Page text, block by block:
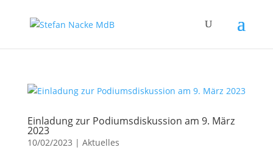
Einladung zur Podiumsdiskussion am 9. März
2023
10/02/2023 | Aktuelles